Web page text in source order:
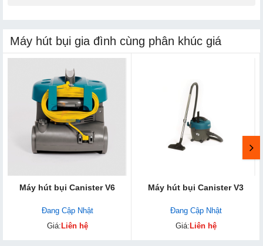
Máy hút bụi gia đình cùng phân khúc giá
Máy hút bụi Canister V6
Đang Cập Nhật
Giá: Liên hệ
Máy hút bụi Canister V3
Đang Cập Nhật
Giá: Liên hệ